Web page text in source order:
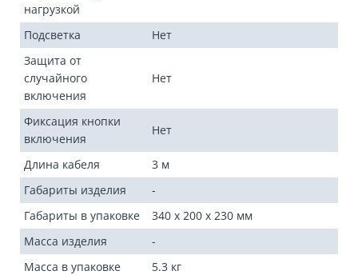
нагрузкой
Подсветка
Нет
Защита от
случайного
включения
Нет
Фиксация кнопки
включения
Нет
Длина кабеля
3 м
Габариты изделия
-
Габариты в упаковке
340 х 200 х 230 мм
Масса изделия
-
Масса в упаковке
5.3 кг